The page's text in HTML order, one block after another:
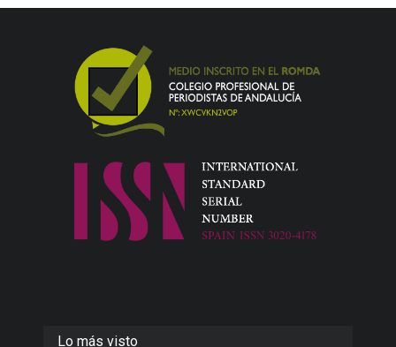
Lo más visto